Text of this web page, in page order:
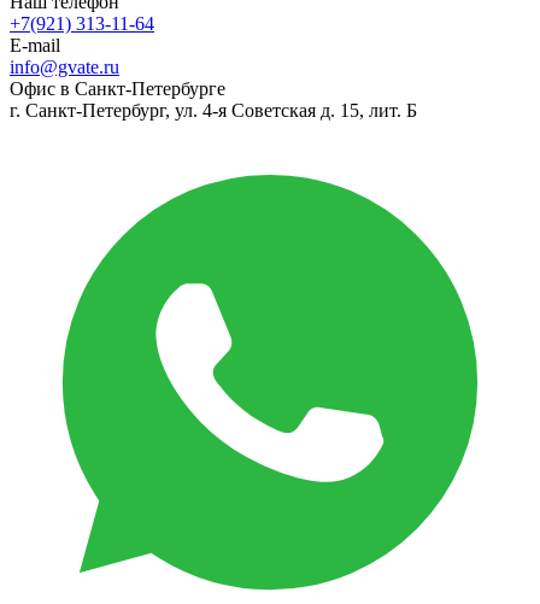
+7(921) 313-11-64
E-mail
info@gvate.ru
Офис в Санкт-Петербурге
г. Санкт-Петербург, ул. 4-я Советская д. 15, лит. Б